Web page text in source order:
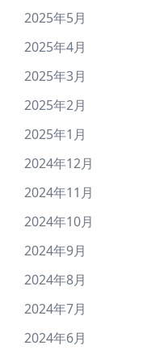
2025年5月
2025年4月
2025年3月
2025年2月
2025年1月
2024年12月
2024年11月
2024年10月
2024年9月
2024年8月
2024年7月
2024年6月